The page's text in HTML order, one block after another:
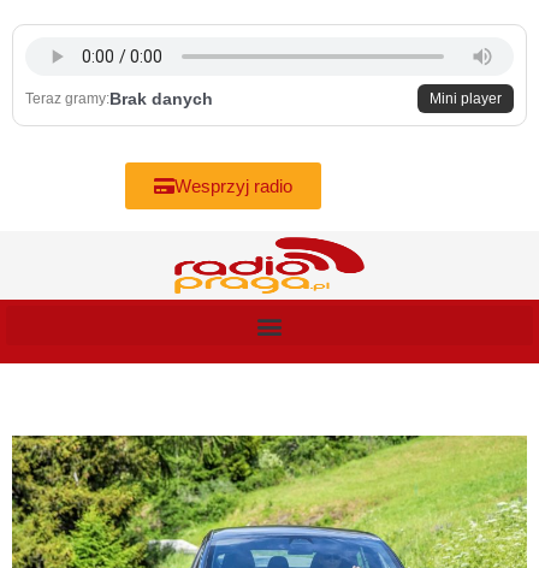
content
Teraz gramy:Brak danych Mini player
Wesprzyj radio